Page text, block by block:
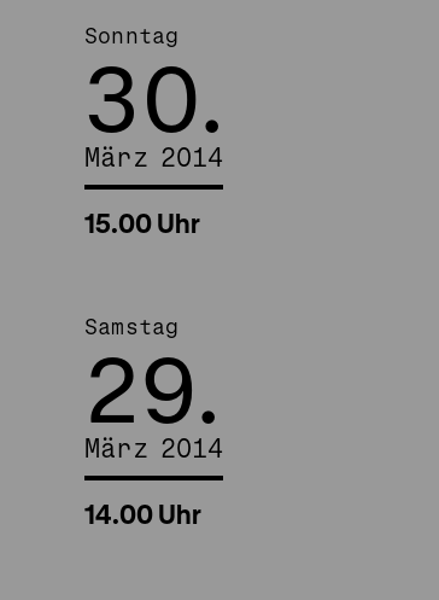
Sonntag
30.
März 2014
15.00 Uhr
Samstag
29.
März 2014
14.00 Uhr